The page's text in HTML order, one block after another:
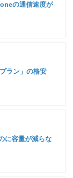
の通信速度が
ラン」の格安
に容量が減らな